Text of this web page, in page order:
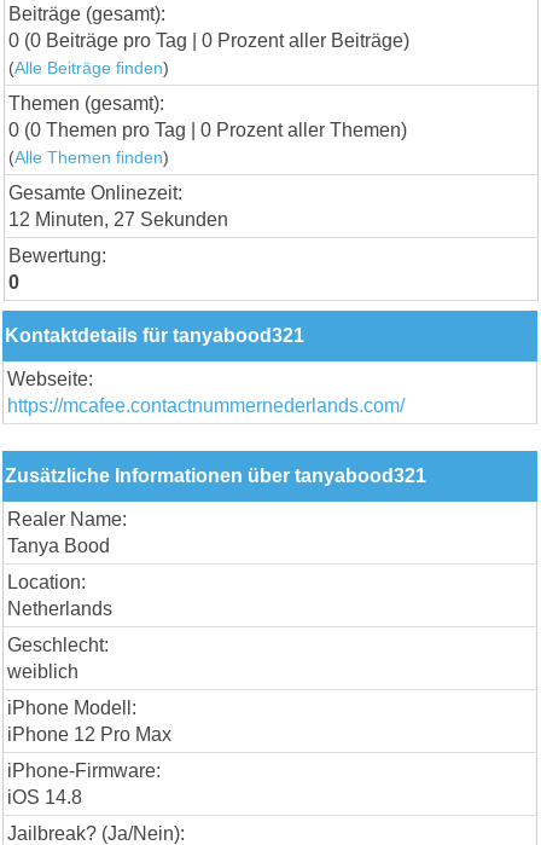
Beiträge (gesamt):
0 (0 Beiträge pro Tag | 0 Prozent aller Beiträge)
(Alle Beiträge finden)
Themen (gesamt):
0 (0 Themen pro Tag | 0 Prozent aller Themen)
(Alle Themen finden)
Gesamte Onlinezeit:
12 Minuten, 27 Sekunden
Bewertung:
0
Kontaktdetails für tanyabood321
Webseite:
https://mcafee.contactnummernederlands.com/
Zusätzliche Informationen über tanyabood321
Realer Name:
Tanya Bood
Location:
Netherlands
Geschlecht:
weiblich
iPhone Modell:
iPhone 12 Pro Max
iPhone-Firmware:
iOS 14.8
Jailbreak? (Ja/Nein):